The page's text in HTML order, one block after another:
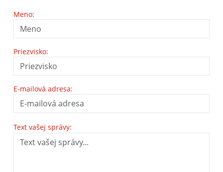
Meno:
Priezvisko:
E-mailová adresa:
Text vašej správy: